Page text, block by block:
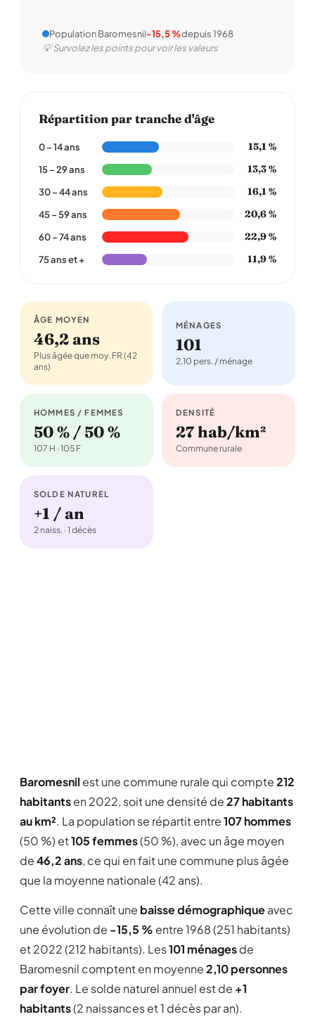
Population Baromesnil-15,5 %depuis 1968
💡 Survolez les points pour voir les valeurs
Répartition par tranche d'âge
0 – 14 ans 15,1 %
15 – 29 ans 13,3 %
30 – 44 ans 16,1 %
45 – 59 ans 20,6 %
60 – 74 ans 22,9 %
75 ans et + 11,9 %
ÂGE MOYEN
46,2 ans
Plus âgée que moy. FR (42
ans)
MÉNAGES
101
2,10 pers. / ménage
HOMMES / FEMMES
50 % / 50 %
107 H · 105 F
DENSITÉ
27 hab/km²
Commune rurale
SOLDE NATUREL
+1 / an
2 naiss. · 1 décès
Baromesnil est une commune rurale qui compte212
habitantsen 2022, soit une densité de27 habitants
au km². La population se répartit entre107 hommes
(50 %) et105 femmes(50 %), avec un âge moyen
de46,2 ans, ce qui en fait une commune plus âgée
que la moyenne nationale (42 ans).
Cette ville connaît une baisse démographiqueavec
une évolution de -15,5 % entre 1968 (251 habitants)
et 2022 (212 habitants). Les101 ménagesde
Baromesnil comptent en moyenne2,10 personnes
par foyer. Le solde naturel annuel est de +1
habitants(2 naissances et 1 décès par an).